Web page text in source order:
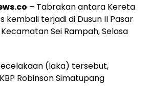
– Tabrakan antara Kereta
kembali terjadi di Dusun II Pasar
Sei Rampah, Selasa
(laka) tersebut,
Robinson Simatupang